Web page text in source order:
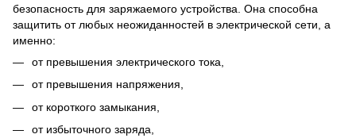
безопасность для заряжаемого устройства. Она способна
защитить от любых неожиданностей в электрической сети, а
именно:
от превышения электрического тока,
от превышения напряжения,
от короткого замыкания,
от избыточного заряда,